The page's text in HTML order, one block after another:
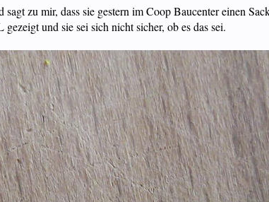
zu mir, dass sie gestern im Coop Baucenter einen
und sie sei sich nicht sicher, ob es das sei.